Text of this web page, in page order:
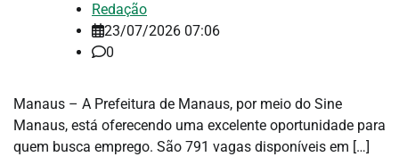
Redação
23/07/2026 07:06
0
Manaus – A Prefeitura de Manaus, por meio do Sine
Manaus, está oferecendo uma excelente oportunidade para
quem busca emprego. São 791 vagas disponíveis em […]